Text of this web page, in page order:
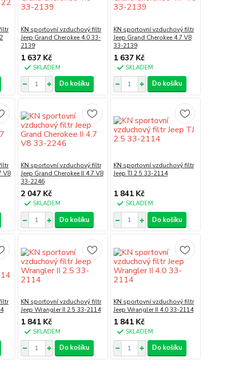
KN sportovní vzduchový filtr
Jeep Grand Cherokee 4.0 33-
2139
1 637 Kč
SKLADEM
Do košíku
KN sportovní vzduchový filtr
Jeep Grand Cherokee 4.7 V8
33-2139
1 637 Kč
SKLADEM
Do košíku
V8
KN sportovní vzduchový filtr
Jeep Grand Cherokee II 4.7 V8
33-2246
2 047 Kč
SKLADEM
Do košíku
KN sportovní vzduchový filtr
Jeep TJ 2.5 33-2114
1 841 Kč
SKLADEM
Do košíku
KN sportovní vzduchový filtr
Jeep Wrangler II 2.5 33-2114
1 841 Kč
SKLADEM
Do košíku
KN sportovní vzduchový filtr
Jeep Wrangler II 4.0 33-2114
1 841 Kč
SKLADEM
Do košíku